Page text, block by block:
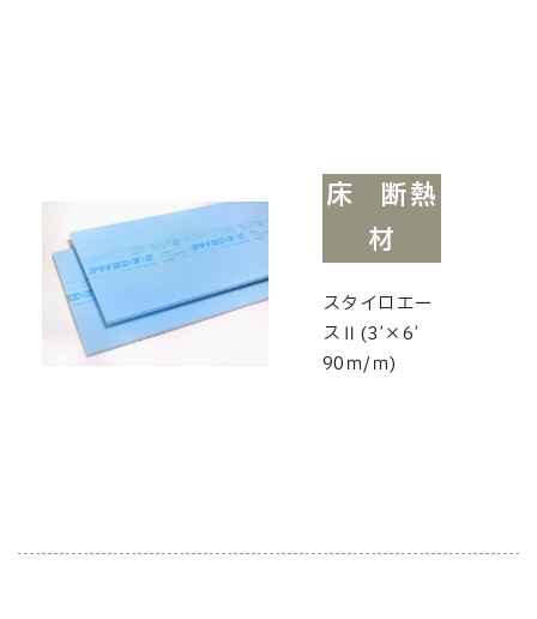
床 断熱
材
スタイロエー
スⅡ(3’×6’
90ｍ/ｍ)